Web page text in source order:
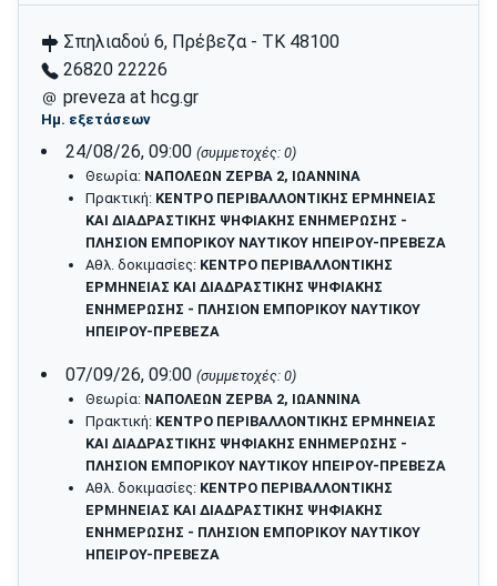
Σπηλιαδού 6, Πρέβεζα - ΤΚ 48100
26820 22226
preveza at hcg.gr
Ημ. εξετάσεων
24/08/26, 09:00 (συμμετοχές: 0)
Θεωρία: ΝΑΠΟΛΕΩΝ ΖΕΡΒΑ 2, ΙΩΑΝΝΙΝΑ
Πρακτική: ΚΕΝΤΡΟ ΠΕΡΙΒΑΛΛΟΝΤΙΚΗΣ ΕΡΜΗΝΕΙΑΣ
ΚΑΙ ΔΙΑΔΡΑΣΤΙΚΗΣ ΨΗΦΙΑΚΗΣ ΕΝΗΜΕΡΩΣΗΣ -
ΠΛΗΣΙΟΝ ΕΜΠΟΡΙΚΟΥ ΝΑΥΤΙΚΟΥ ΗΠΕΙΡΟΥ-ΠΡΕΒΕΖΑ
Αθλ. δοκιμασίες: ΚΕΝΤΡΟ ΠΕΡΙΒΑΛΛΟΝΤΙΚΗΣ
ΕΡΜΗΝΕΙΑΣ ΚΑΙ ΔΙΑΔΡΑΣΤΙΚΗΣ ΨΗΦΙΑΚΗΣ
ΕΝΗΜΕΡΩΣΗΣ - ΠΛΗΣΙΟΝ ΕΜΠΟΡΙΚΟΥ ΝΑΥΤΙΚΟΥ
ΗΠΕΙΡΟΥ-ΠΡΕΒΕΖΑ
07/09/26, 09:00 (συμμετοχές: 0)
Θεωρία: ΝΑΠΟΛΕΩΝ ΖΕΡΒΑ 2, ΙΩΑΝΝΙΝΑ
Πρακτική: ΚΕΝΤΡΟ ΠΕΡΙΒΑΛΛΟΝΤΙΚΗΣ ΕΡΜΗΝΕΙΑΣ
ΚΑΙ ΔΙΑΔΡΑΣΤΙΚΗΣ ΨΗΦΙΑΚΗΣ ΕΝΗΜΕΡΩΣΗΣ -
ΠΛΗΣΙΟΝ ΕΜΠΟΡΙΚΟΥ ΝΑΥΤΙΚΟΥ ΗΠΕΙΡΟΥ-ΠΡΕΒΕΖΑ
Αθλ. δοκιμασίες: ΚΕΝΤΡΟ ΠΕΡΙΒΑΛΛΟΝΤΙΚΗΣ
ΕΡΜΗΝΕΙΑΣ ΚΑΙ ΔΙΑΔΡΑΣΤΙΚΗΣ ΨΗΦΙΑΚΗΣ
ΕΝΗΜΕΡΩΣΗΣ - ΠΛΗΣΙΟΝ ΕΜΠΟΡΙΚΟΥ ΝΑΥΤΙΚΟΥ
ΗΠΕΙΡΟΥ-ΠΡΕΒΕΖΑ